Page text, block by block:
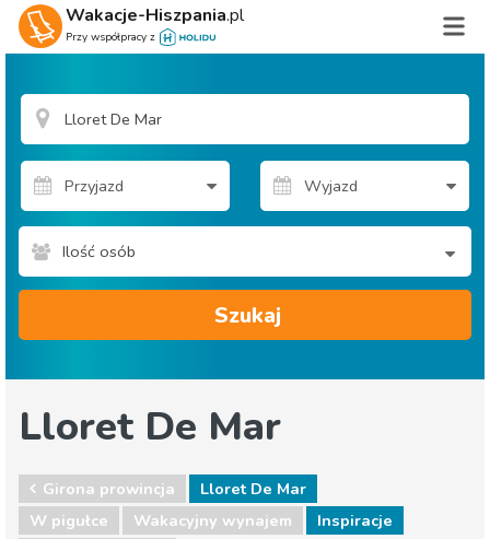
Wakacje-Hiszpania.pl
Przy współpracy z
Ilość osób
Szukaj
Lloret De Mar
Girona prowincja
Lloret De Mar
W pigułce
Wakacyjny wynajem
Inspiracje